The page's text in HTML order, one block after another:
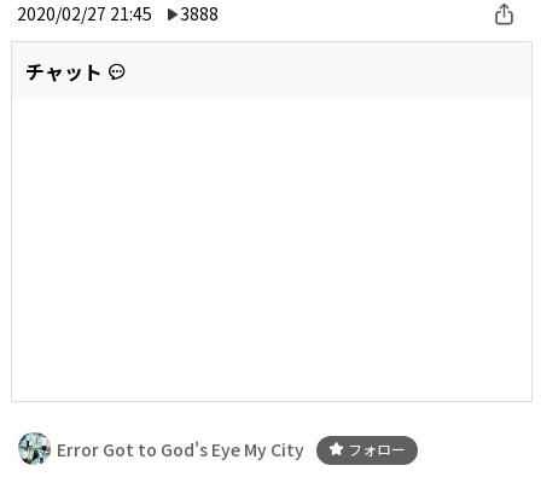
2020/02/27 21:45 3888
チャット
Error Got to God's Eye My City フォロー